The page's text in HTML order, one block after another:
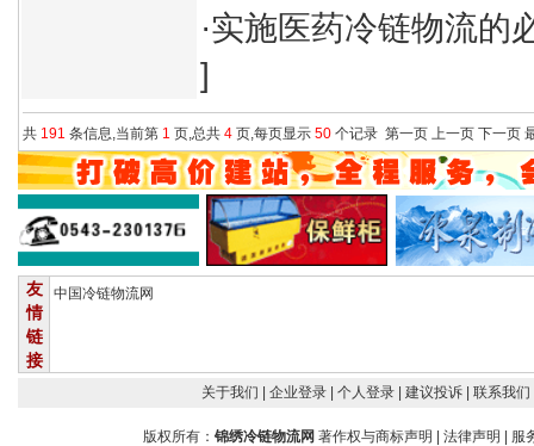
·实施医药冷链物流的
]
共 191 条信息,当前第 1 页,总共 4 页,每页显示 50 个记录 第一页 上一页 下一页
友
情
链
接
中国冷链物流网
关于我们 | 企业登录 | 个人登录 | 建议投诉 | 联系我们
版权所有： 锦绣冷链物流网 著作权与商标声明 | 法律声明 | 服